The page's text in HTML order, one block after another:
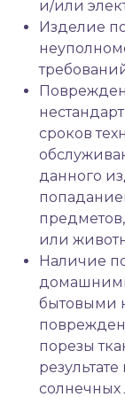
и/или
Изделие
сроков
данного
или
Наличие
бытовыми
порезы
солнечных